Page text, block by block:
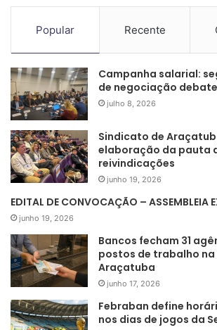
Popular Recente
Campanha salarial:
de negociação
julho 8, 2026
Sindicato de
elaboração da pauta
reivindicações
junho 19, 2026
EDITAL DE CONVOCAÇÃO – ASSEMBLEIA
junho 19, 2026
Bancos fecham 31
postos de trabalho na
Araçatuba
junho 17, 2026
Febraban define
nos dias de jogos da